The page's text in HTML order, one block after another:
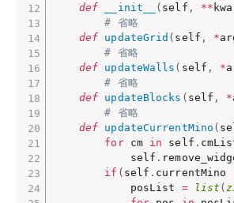
def
__init__ ( self , **
# 省略
def updateGrid ( self , *
# 省略
def updateWalls ( self , *
# 省略
def updateBlocks ( self , *
# 省略
def updateCurrentMino (
for cm in self .
            self
.
if ( self . currentMino
            posList
= list (